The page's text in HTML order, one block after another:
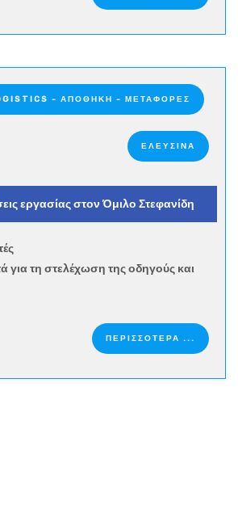
- ΑΠΟΘΉΚΗ - ΜΕΤΑΦΟΡΈΣ
ΕΛΕΥΣΙΝΑ
εργασίας στον Όμιλο Στεφανίδη
για τη στελέχωση της οδηγούς και
ΠΕΡΙΣΣΟΤΕΡΑ ...